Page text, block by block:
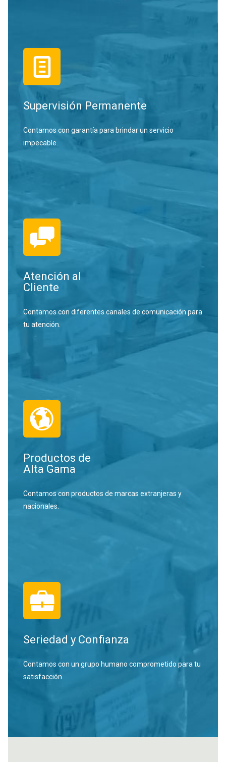
Supervisión Permanente
Contamos con garantía para brindar un servicio
impecable.
Atención al
Cliente
Contamos con diferentes canales de comunicación para
tu atención.
Productos de
Alta Gama
Contamos con productos de marcas extranjeras y
nacionales.
Seriedad y Confianza
Contamos con un grupo humano comprometido para tu
satisfacción.